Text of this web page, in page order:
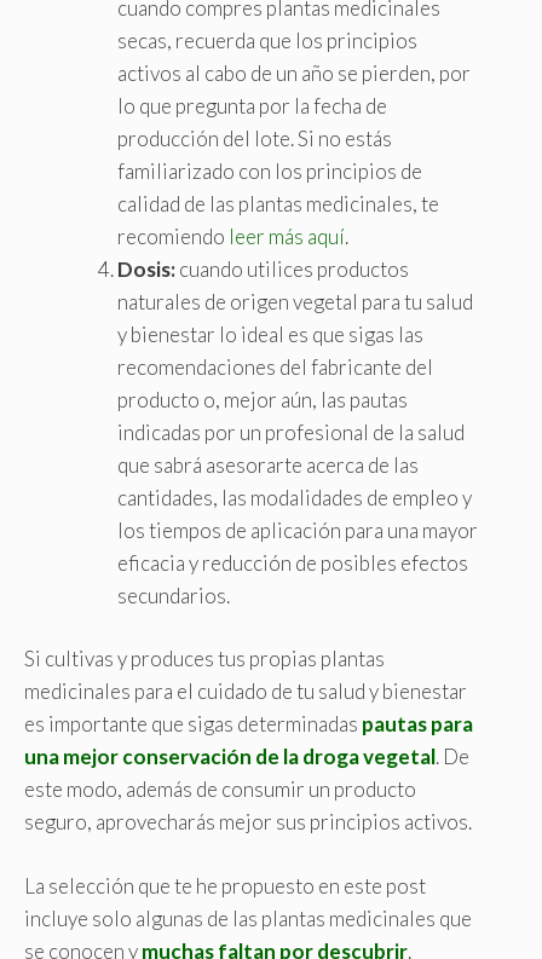
cuando compres plantas medicinales
secas, recuerda que los principios
activos al cabo de un año se pierden, por
lo que pregunta por la fecha de
producción del lote. Si no estás
familiarizado con los principios de
calidad de las plantas medicinales, te
recomiendo leer más aquí.
Dosis:cuando utilices productos
naturales de origen vegetal para tu salud
y bienestar lo ideal es que sigas las
recomendaciones del fabricante del
producto o, mejor aún, las pautas
indicadas por un profesional de la salud
que sabrá asesorarte acerca de las
cantidades, las modalidades de empleo y
los tiempos de aplicación para una mayor
eficacia y reducción de posibles efectos
secundarios.
Si cultivas y produces tus propias plantas
medicinales para el cuidado de tu salud y bienestar
es importante que sigas determinadas pautas para
una mejor conservación de la droga vegetal. De
este modo, además de consumir un producto
seguro, aprovecharás mejor sus principios activos.
La selección que te he propuesto en este post
incluye solo algunas de las plantas medicinales que
se conocen ymuchas faltan por descubrir.